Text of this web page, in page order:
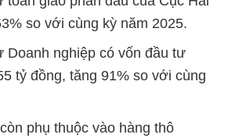
so với cùng kỳ năm 2025.
Doanh nghiệp có vốn đầu tư
tỷ đồng, tăng 91% so với cùng
phụ thuộc vào hàng thô